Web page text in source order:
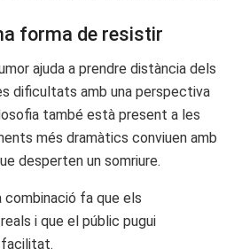
forma de resistir
ajuda a prendre distància dels
dificultats amb una perspectiva
també està present a les
més dramàtics conviuen amb
desperten un somriure.
combinació fa que els
i que el públic pugui
facilitat.